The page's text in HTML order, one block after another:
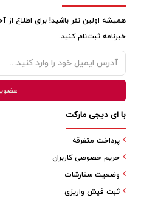
همیشه اولین نفر باشید! برای اطلاع از
خبرنامه ثبت‌نام کنید.
با ای دیجی مارکت
پرداخت متفرقه
حریم خصوصی کاربران
وضعیت سفارشات
ثبت فیش واریزی